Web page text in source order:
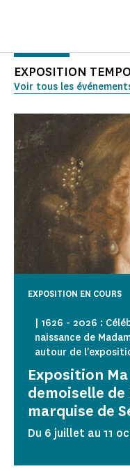
EXPOSITION
Voir tous les
Exposition
demoiselle
marquise de
| 1626 - 2026 :
naissance de
autour de
Du 6 juillet au 11
EXPOSITION EN COURS